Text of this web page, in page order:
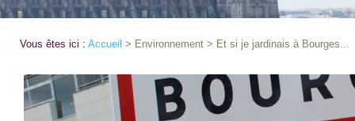
Vous êtes ici : Accueil > Environnement > Et si je jardinais à Bourges...